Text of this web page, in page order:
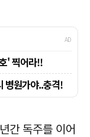
간 독주를 이어